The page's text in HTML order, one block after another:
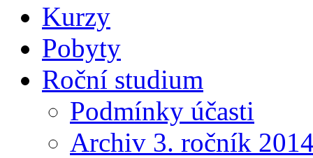
Kurzy
Pobyty
Roční studium
Podmínky účasti
Archiv 3. ročník